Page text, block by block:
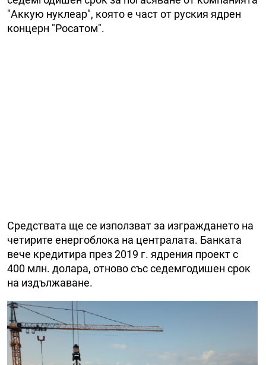
"Аккую нуклеар", която е част от руския ядрен
концерн "Росатом".
Средствата ще се използват за изграждането на
четирите енергоблока на централата. Банката
вече кредитира през 2019 г. ядрения проект с
400 млн. долара, отново със седемгодишен срок
на издължаване.